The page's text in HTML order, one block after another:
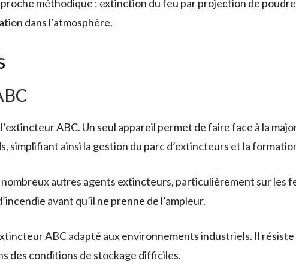
méthodique : extinction du feu par projection de
dans l’atmosphère.
ABC. Un seul appareil permet de faire face à la
simplifiant ainsi la gestion du parc d’extincteurs et la
autres agents extincteurs, particulièrement sur les
avant qu’il ne prenne de l’ampleur.
ABC adapté aux environnements industriels. Il
des conditions de stockage difficiles.